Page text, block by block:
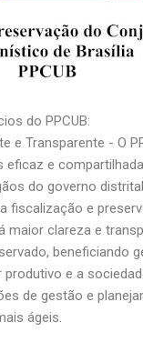
do PPCUB:
e Transparente - O
eficaz e
do governo
fiscalização e
maior clareza e
beneficiando
e a
de gestão e
ágeis.